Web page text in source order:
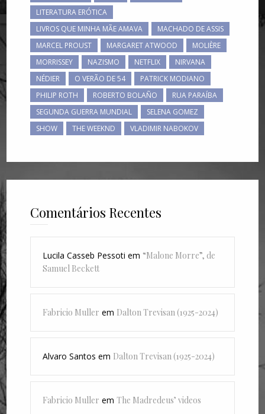
LITERATURA ERÓTICA
LIVROS QUE MINHA MÃE AMAVA
MACHADO DE ASSIS
MARCEL PROUST
MARGARET ATWOOD
MOLIÈRE
MORRISSEY
NAZISMO NETFLIX
NIRVANA
NÉDIER
O VERÃO DE 54
PATRICK MODIANO
PHILIP ROTH
ROBERTO BOLAÑO
RUA PARAÍBA
SEGUNDA GUERRA MUNDIAL
SELENA GOMEZ
SHOW
THE WEEKND VLADIMIR NABOKOV
Comentários Recentes
Lucila Casseb Pessoti em “Malone Morre”, de
Samuel Beckett
Fabricio Muller em Dalton Trevisan (1925-2024)
Alvaro Santos em Dalton Trevisan (1925-2024)
Fabricio Muller emThe Madredeus’ videos